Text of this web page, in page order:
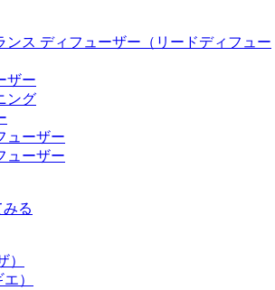
ンス ディフューザー（リードディフュー
ザー
ング
ューザー
ューザー
る
）
）